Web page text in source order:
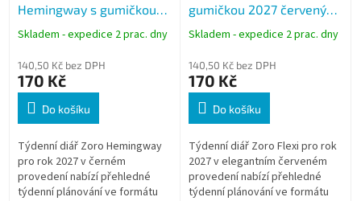
Hemingway s gumičkou
2027 černý A5 krémový
papír BTZK5-2-27
Skladem - expedice 2 prac. dny
140,50 Kč bez DPH
170 Kč
Do košíku
Týdenní diář Zoro Hemingway
pro rok 2027 v černém
provedení nabízí přehledné
týdenní plánování ve formátu
gumičkou 2027 červený
BTZ3-6-27
Skladem - expedice 2 prac. dny
140,50 Kč bez DPH
170 Kč
Do košíku
Týdenní diář Zoro Flexi pro rok
2027 v elegantním červeném
provedení nabízí přehledné
týdenní plánování ve formátu